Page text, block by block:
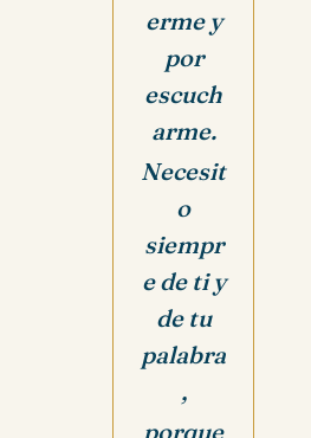
erme y
por
escuch
arme.
Necesit
o
siempr
e de ti y
de tu
palabra
,
porque